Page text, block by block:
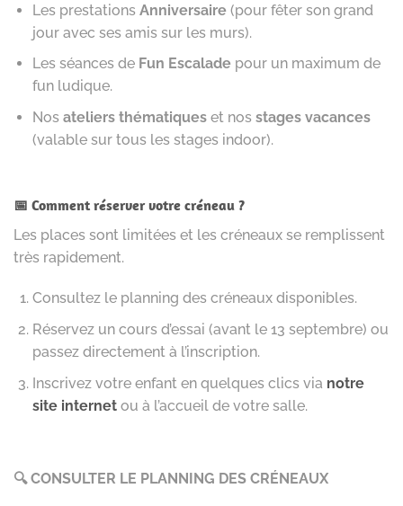
Les prestations Anniversaire(pour fêter son grand
jour avec ses amis sur les murs).
Les séances de Fun Escaladepour un maximum de
fun ludique.
Nos ateliers thématiqueset nos stages vacances
(valable sur tous les stages indoor).
📅 Comment réserver votre créneau ?
Les places sont limitées et les créneaux se remplissent
très rapidement.
Consultez le planning des créneaux disponibles.
Réservez un cours d’essai (avant le 13 septembre) ou
passez directement à l’inscription.
Inscrivez votre enfant en quelques clics via notre
site internetou à l’accueil de votre salle.
🔍 CONSULTER LE PLANNING DES CRÉNEAUX